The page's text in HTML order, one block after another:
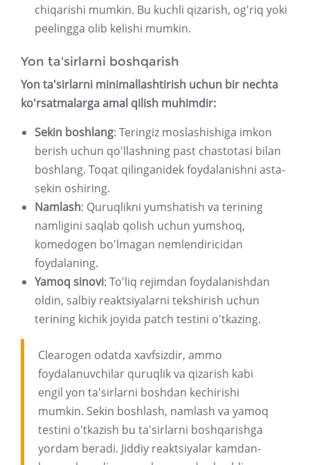
chiqarishi mumkin. Bu kuchli qizarish, og'riq yoki
peelingga olib kelishi mumkin.
Yon ta'sirlarni boshqarish
Yon ta'sirlarni minimallashtirish uchun bir nechta
ko'rsatmalarga amal qilish muhimdir:
Sekin boshlang: Teringiz moslashishiga imkon
berish uchun qo'llashning past chastotasi bilan
boshlang. Toqat qilinganidek foydalanishni asta-
sekin oshiring.
Namlash: Quruqlikni yumshatish va terining
namligini saqlab qolish uchun yumshoq,
komedogen bo'lmagan nemlendiricidan
foydalaning.
Yamoq sinovi: To'liq rejimdan foydalanishdan
oldin, salbiy reaktsiyalarni tekshirish uchun
terining kichik joyida patch testini o'tkazing.
Clearogen odatda xavfsizdir, ammo
foydalanuvchilar quruqlik va qizarish kabi
engil yon ta'sirlarni boshdan kechirishi
mumkin. Sekin boshlash, namlash va yamoq
testini o'tkazish bu ta'sirlarni boshqarishga
yordam beradi. Jiddiy reaktsiyalar kamdan-